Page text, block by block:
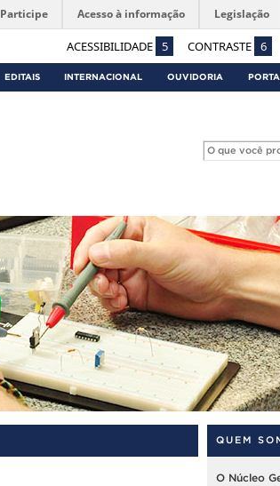
ACESSIBILIDADE 5 CONTRASTE 6
Participe Acesso à informação Legislação
EDITAIS INTERNACIONAL OUVIDORIA
QUEM
O Núcleo